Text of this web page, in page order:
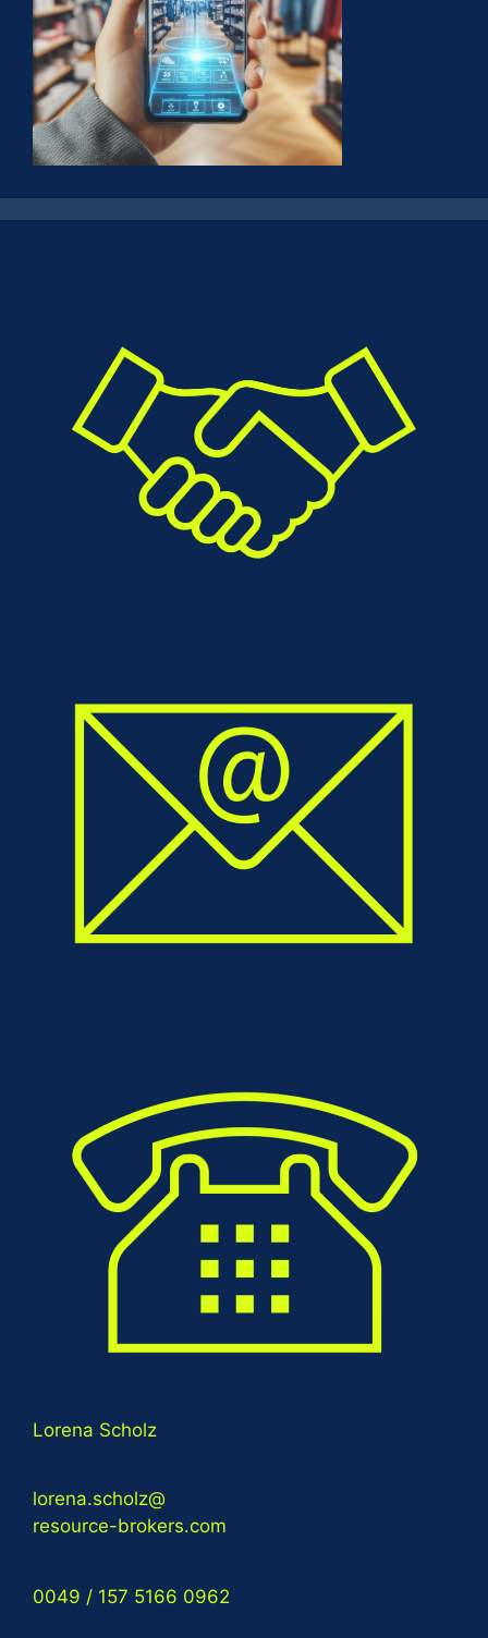
Lorena Scholz
lorena.scholz@
resource-brokers.com
0049 / 157 5166 0962